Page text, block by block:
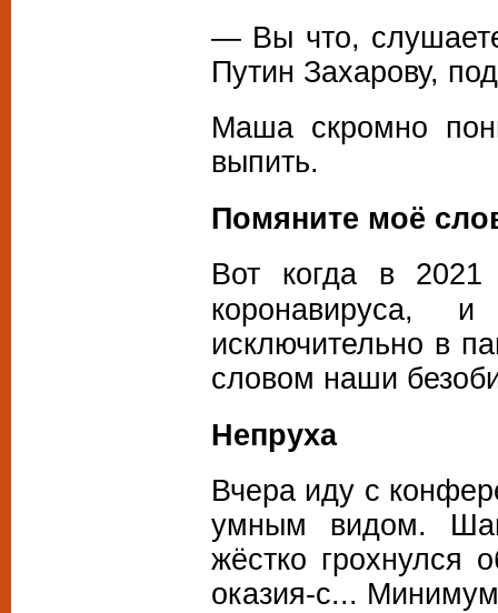
— Вы что,
Путин Захарову,
Маша скромно
выпить.
Помяните моё
Вот когда в 2021
коронавируса,
исключительно в
словом наши
Непруха
Вчера иду с
умным видом.
жёстко грохнулся
оказия-с...